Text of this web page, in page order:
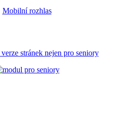
Mobilní rozhlas
stránek nejen pro seniory